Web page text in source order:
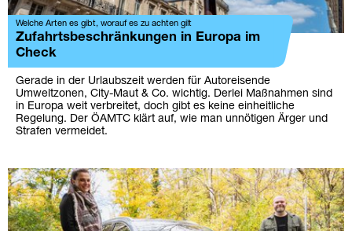
Welche Arten es gibt, worauf es zu achten gilt
Zufahrtsbeschränkungen in Europa im
Check
Gerade in der Urlaubszeit werden für Autoreisende
Umweltzonen, City-Maut & Co. wichtig. Derlei Maßnahmen sind
in Europa weit verbreitet, doch gibt es keine einheitliche
Regelung. Der ÖAMTC klärt auf, wie man unnötigen Ärger und
Strafen vermeidet.